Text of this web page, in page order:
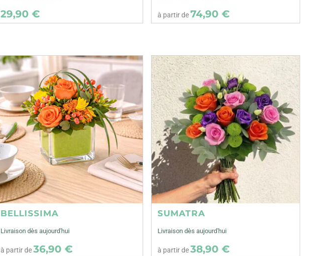
29,90 € à partir de74,90 €
BELLISSIMA
Livraison dès aujourd'hui
à partir de36,90 €
SUMATRA
Livraison dès aujourd'hui
à partir de38,90 €